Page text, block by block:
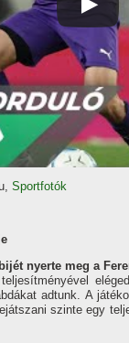
Sportfotók
nyerte meg a
adtunk. A
szinte egy